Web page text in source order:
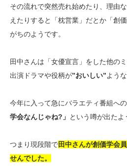
その流れで突然売れ始めたり、理由
えたりすると「枕営業」だとか「創
がちのようです。
田中さんは「女優宣言」をした他の
出演ドラマや役柄が”おいしい”ような
今年に入って急にバラエティ番組へ
学会なんじゃね?」 という噂が出たよ
つまり現段階で田中さんが創価学会
せんでした。